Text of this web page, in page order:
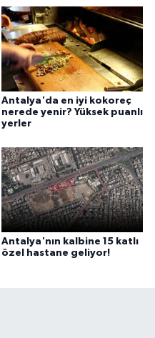
Antalya'da en iyi kokoreç
nerede yenir? Yüksek puanlı
yerler
Antalya'nın kalbine 15 katlı
özel hastane geliyor!